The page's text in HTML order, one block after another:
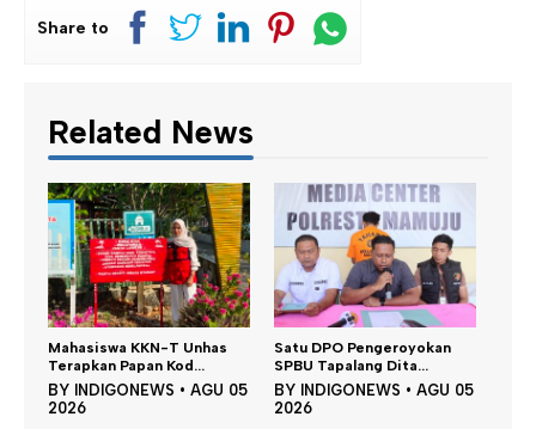
Share to
Related News
Mahasiswa KKN-T Unhas
Terapkan Papan Kod...
BY INDIGONEWS • AGU 05
2026
Satu DPO Pengeroyokan
SPBU Tapalang Dita...
BY INDIGONEWS • AGU 05
2026